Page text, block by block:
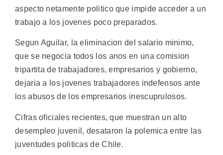
aspecto netamente politico que impide acceder a un
trabajo a los jovenes poco preparados.
Segun Aguilar, la eliminacion del salario minimo,
que se negocia todos los anos en una comision
tripartita de trabajadores, empresarios y gobierno,
dejaria a los jovenes trabajadores indefensos ante
los abusos de los empresarios inescuprulosos.
Cifras oficiales recientes, que muestran un alto
desempleo juvenil, desataron la polemica entre las
juventudes politicas de Chile.